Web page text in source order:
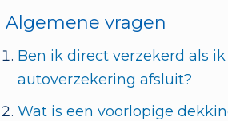
Algemene vragen
Ben ik direct verzekerd als ik
autoverzekering afsluit?
Wat is een voorlopige